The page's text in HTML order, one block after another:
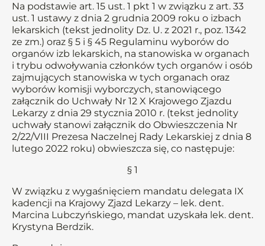
Na podstawie art. 15 ust. 1 pkt 1 w związku z art. 33
ust. 1 ustawy z dnia 2 grudnia 2009 roku o izbach
lekarskich (tekst jednolity Dz. U. z 2021 r., poz. 1342
ze zm.) oraz § 5 i § 45 Regulaminu wyborów do
organów izb lekarskich, na stanowiska w organach
i trybu odwoływania członków tych organów i osób
zajmujących stanowiska w tych organach oraz
wyborów komisji wyborczych, stanowiącego
załącznik do Uchwały Nr 12 X Krajowego Zjazdu
Lekarzy z dnia 29 stycznia 2010 r. (tekst jednolity
uchwały stanowi załącznik do Obwieszczenia Nr
2/22/VIII Prezesa Naczelnej Rady Lekarskiej z dnia 8
lutego 2022 roku) obwieszcza się, co następuje:
§ 1
W związku z wygaśnięciem mandatu delegata IX
kadencji na Krajowy Zjazd Lekarzy – lek. dent.
Marcina Lubczyńskiego, mandat uzyskała lek. dent.
Krystyna Berdzik.